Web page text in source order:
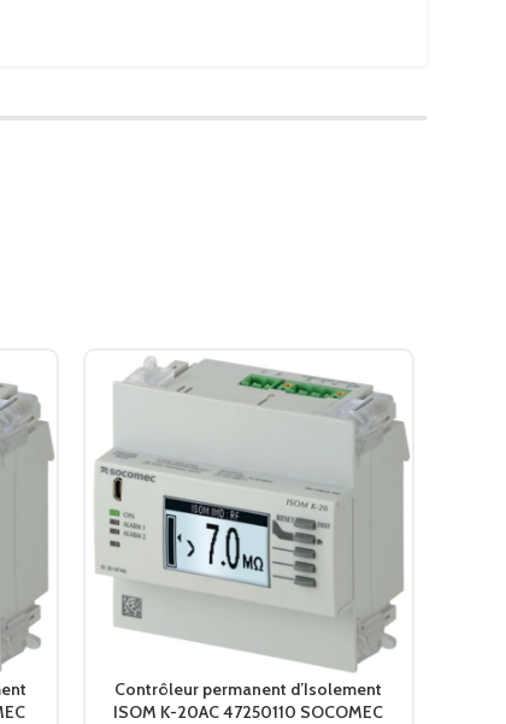
Contrôleur permanent d’Isolement
ISOM K-20AC 47250110 SOCOMEC